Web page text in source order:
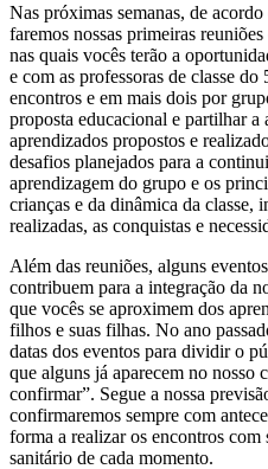
Nas próximas semanas, de
faremos nossas primeiras
nas quais vocês terão a
e com as professoras de classe do
encontros e em mais dois por
proposta educacional e partilhar
aprendizados propostos e
desafios planejados para a
aprendizagem do grupo e os
crianças e da dinâmica da classe,
realizadas, as conquistas e
Além das reuniões, alguns
contribuem para a integração da
que vocês se aproximem dos
filhos e suas filhas. No ano
datas dos eventos para dividir o
que alguns já aparecem no nosso
confirmar”. Segue a nossa
confirmaremos sempre com
forma a realizar os encontros
sanitário de cada momento.